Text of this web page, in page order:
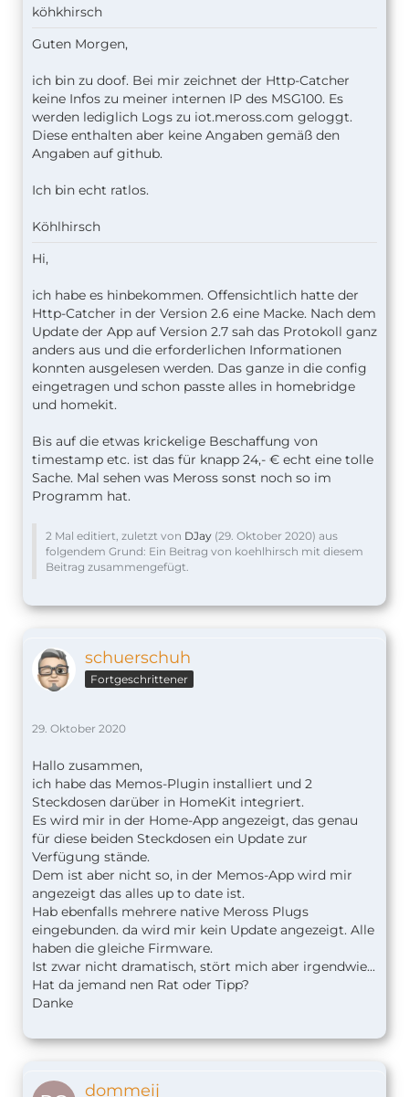
köhkhirsch
Guten Morgen,
ich bin zu doof. Bei mir zeichnet der Http-Catcher
keine Infos zu meiner internen IP des MSG100. Es
werden lediglich Logs zu iot.meross.com geloggt.
Diese enthalten aber keine Angaben gemäß den
Angaben auf github.
Ich bin echt ratlos.
Köhlhirsch
Hi,
ich habe es hinbekommen. Offensichtlich hatte der
Http-Catcher in der Version 2.6 eine Macke. Nach dem
Update der App auf Version 2.7 sah das Protokoll ganz
anders aus und die erforderlichen Informationen
konnten ausgelesen werden. Das ganze in die config
eingetragen und schon passte alles in homebridge
und homekit.
Bis auf die etwas krickelige Beschaffung von
timestamp etc. ist das für knapp 24,- € echt eine tolle
Sache. Mal sehen was Meross sonst noch so im
Programm hat.
2 Mal editiert, zuletzt von DJay (29. Oktober 2020) aus
folgendem Grund: Ein Beitrag von koehlhirsch mit diesem
Beitrag zusammengefügt.
schuerschuh
Fortgeschrittener
29. Oktober 2020
Hallo zusammen,
ich habe das Memos-Plugin installiert und 2
Steckdosen darüber in HomeKit integriert.
Es wird mir in der Home-App angezeigt, das genau
für diese beiden Steckdosen ein Update zur
Verfügung stände.
Dem ist aber nicht so, in der Memos-App wird mir
angezeigt das alles up to date ist.
Hab ebenfalls mehrere native Meross Plugs
eingebunden. da wird mir kein Update angezeigt. Alle
haben die gleiche Firmware.
Ist zwar nicht dramatisch, stört mich aber irgendwie...
Hat da jemand nen Rat oder Tipp?
Danke
dommeij